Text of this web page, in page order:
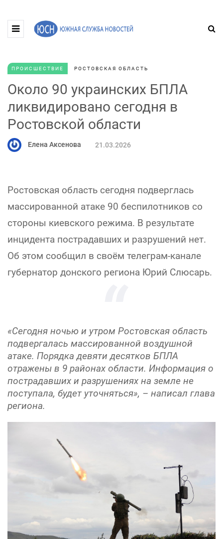
ПРОИСШЕСТВИЕ РОСТОВСКАЯ ОБЛАСТЬ
Около 90 украинских БПЛА
ликвидировано сегодня в
Ростовской области
Елена Аксенова 21.03.2026
Ростовская область сегодня подверглась
массированной атаке 90 беспилотников со
стороны киевского режима. В результате
инцидента пострадавших и разрушений нет.
Об этом сообщил в своём телеграм-канале
губернатор донского региона Юрий Слюсарь.
«Сегодня ночью и утром Ростовская область
подвергалась массированной воздушной
атаке. Порядка девяти десятков БПЛА
отражены в 9 районах области. Информация о
пострадавших и разрушениях на земле не
поступала, будет уточняться», – написал глава
региона.